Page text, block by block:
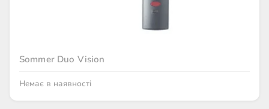
Sommer Duo Vision
Немає в наявності